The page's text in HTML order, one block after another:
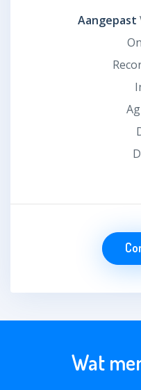
Aangepast
Wat